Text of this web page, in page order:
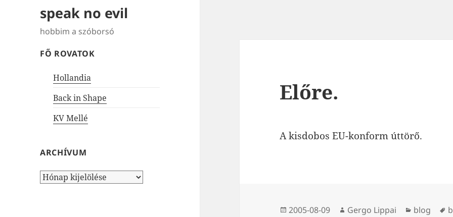
speak no evil
hobbim a szóborsó
FŐ ROVATOK
Hollandia
Back in Shape
KV Mellé
ARCHÍVUM
Archívum
Előre.
A kisdobos EU-konform úttörő.
Közzétéve
2005-08-09 Szerző
Gergo Lippai Kategória
blog